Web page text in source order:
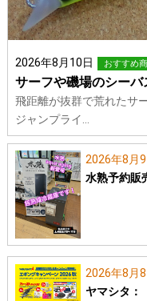
2026年8月10日 おすすめ
サーフや磯場のシー
飛距離が抜群で荒れたサ
ジャンプライ…
2026年8月9
水熟予約販
2026年8月8
ヤマシタ：